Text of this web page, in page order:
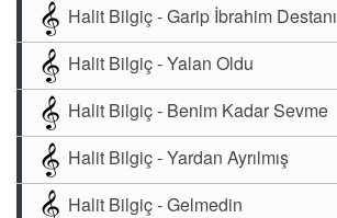
Halit Bilgiç - Garip İbrahim Destanı
Halit Bilgiç - Yalan Oldu
Halit Bilgiç - Benim Kadar Sevme
Halit Bilgiç - Yardan Ayrılmış
Halit Bilgiç - Gelmedin